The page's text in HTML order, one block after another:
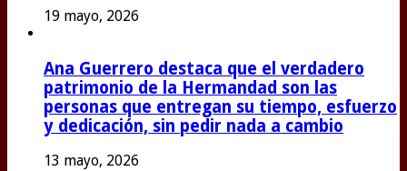
19 mayo, 2026
Ana Guerrero destaca que el verdadero
patrimonio de la Hermandad son las
personas que entregan su tiempo, esfuerzo
y dedicación, sin pedir nada a cambio
13 mayo, 2026